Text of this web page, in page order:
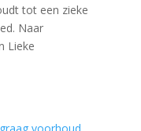
tot een zieke
Naar
Lieke